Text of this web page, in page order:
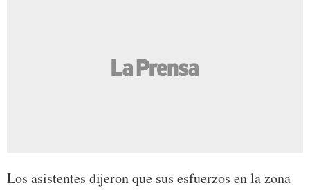
Los asistentes dijeron que sus esfuerzos en la zona